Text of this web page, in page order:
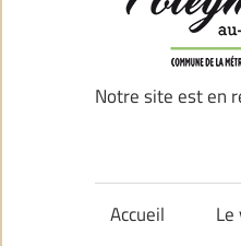
Notre site est en
Accueil